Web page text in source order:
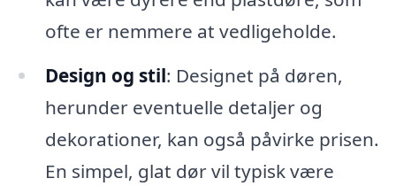
ofte er nemmere at vedligeholde.
Design og stil: Designet på døren,
herunder eventuelle detaljer og
dekorationer, kan også påvirke prisen.
En simpel, glat dør vil typisk være